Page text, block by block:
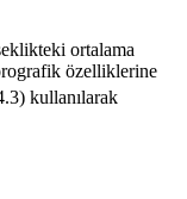
ortalama
özelliklerine
kullanılarak